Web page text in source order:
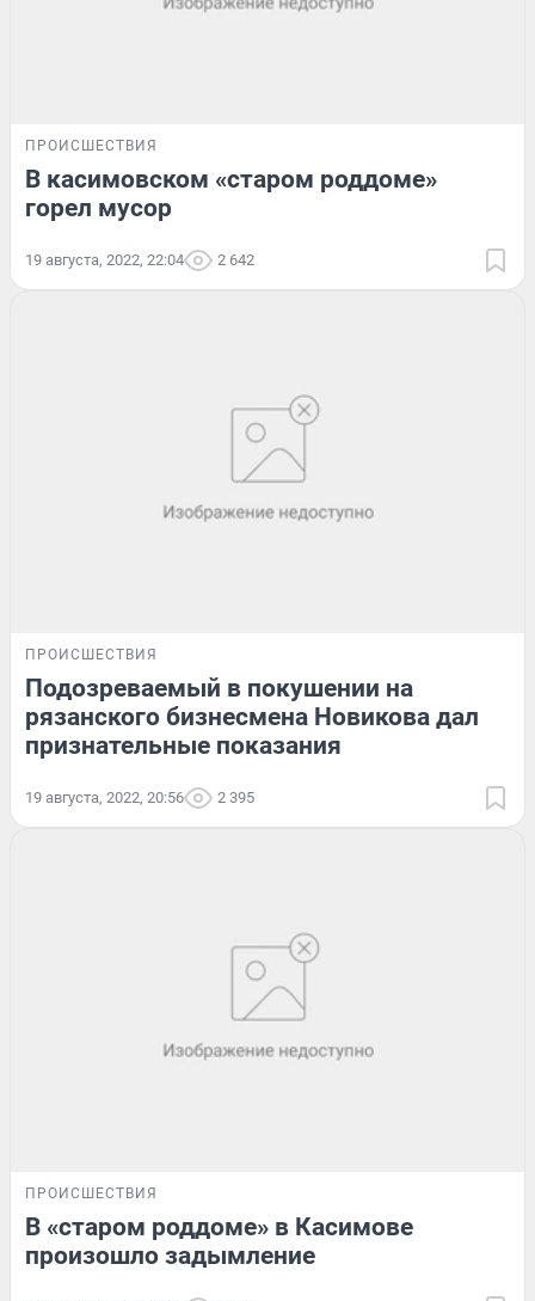
ПРОИСШЕСТВИЯ
В касимовском «старом роддоме»
горел мусор
19 августа, 2022, 22:04 2 642
ПРОИСШЕСТВИЯ
Подозреваемый в покушении на
рязанского бизнесмена Новикова дал
признательные показания
19 августа, 2022, 20:56 2 395
ПРОИСШЕСТВИЯ
В «старом роддоме» в Касимове
произошло задымление